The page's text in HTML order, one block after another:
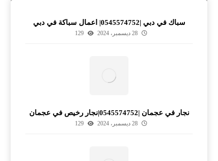
سباك في دبي |0545574752| اعمال سباكة في دبي
28 ديسمبر، 2024 129
نجار في عجمان |0545574752|نجار رخيص في عجمان
28 ديسمبر، 2024 129